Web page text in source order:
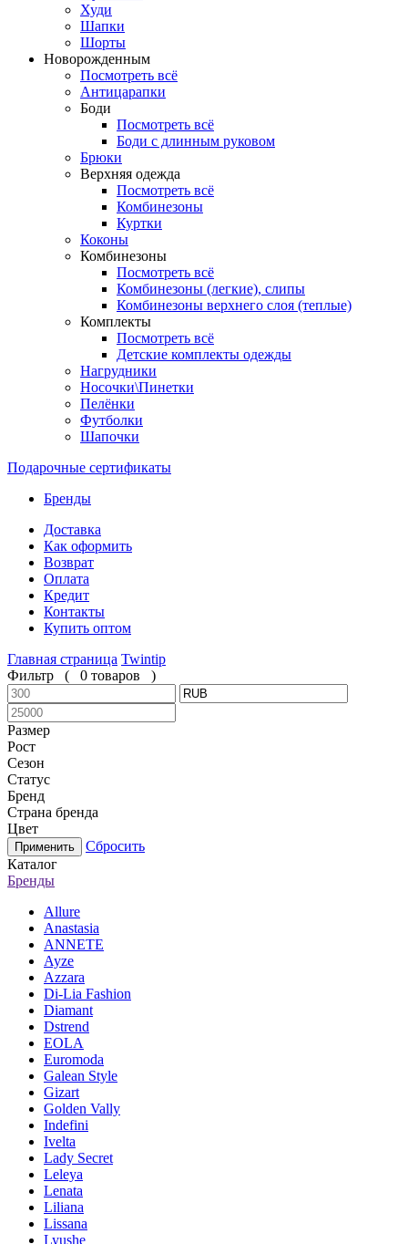
Худи
Шапки
Шорты
Новорожденным
Посмотреть всё
Антицарапки
Боди
Посмотреть всё
Боди с длинным руковом
Брюки
Верхняя одежда
Посмотреть всё
Комбинезоны
Куртки
Коконы
Комбинезоны
Посмотреть всё
Комбинезоны (легкие), слипы
Комбинезоны верхнего слоя (теплые)
Комплекты
Посмотреть всё
Детские комплекты одежды
Нагрудники
Носочки\Пинетки
Пелёнки
Футболки
Шапочки
Подарочные сертификаты
Бренды
Доставка
Как оформить
Возврат
Оплата
Кредит
Контакты
Купить оптом
Главная страница Twintip
Фильтр
( 0 товаров )
Размер
Рост
Сезон
Статус
Бренд
Страна бренда
Цвет
Сбросить
Каталог
Бренды
Allure
Anastasia
ANNETE
Ayze
Azzara
Di-Lia Fashion
Diamant
Dstrend
EOLA
Euromoda
Galean Style
Gizart
Golden Vally
Indefini
Ivelta
Lady Secret
Leleya
Lenata
Liliana
Lissana
Lyushe